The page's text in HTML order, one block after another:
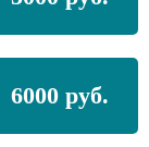
6000 руб.